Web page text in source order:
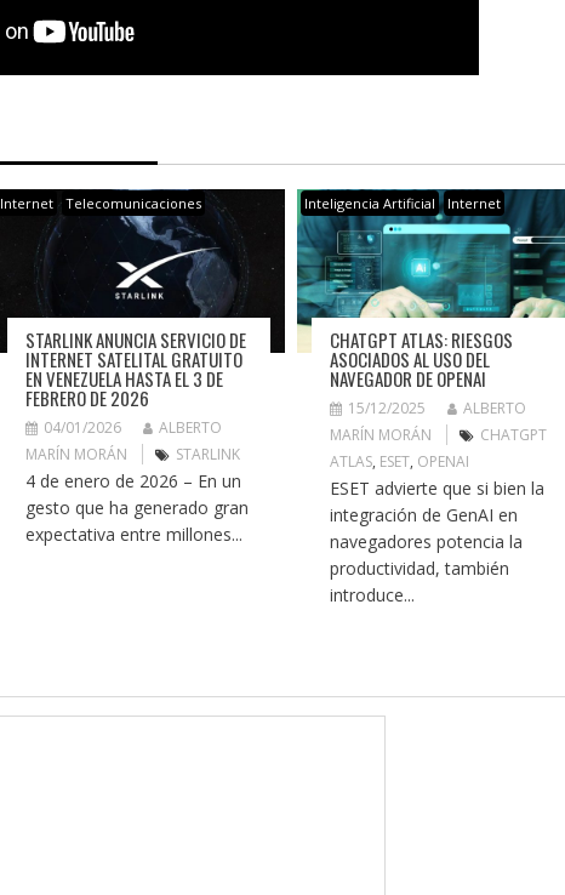
Internet Telecomunicaciones
STARLINK ANUNCIA SERVICIO DE
INTERNET SATELITAL GRATUITO
EN VENEZUELA HASTA EL 3 DE
FEBRERO DE 2026
04/01/2026
ALBERTO
MARÍN MORÁN
STARLINK
4 de enero de 2026 – En un
gesto que ha generado gran
expectativa entre millones...
Inteligencia Artificial Internet
CHATGPT ATLAS: RIESGOS
ASOCIADOS AL USO DEL
NAVEGADOR DE OPENAI
15/12/2025
ALBERTO
MARÍN MORÁN
CHATGPT
ATLAS, ESET, OPENAI
ESET advierte que si bien la
integración de GenAI en
navegadores potencia la
productividad, también
introduce...